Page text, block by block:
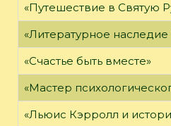
«Путешествие в Святую
«Литературное
«Счастье быть вместе»
«Мастер
«Льюис Кэрролл и